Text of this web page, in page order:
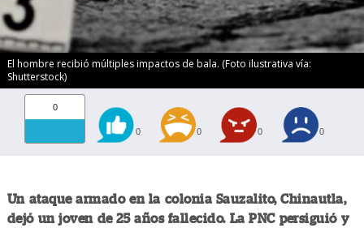
El hombre recibió múltiples impactos de bala. (Foto ilustrativa vía:
Shutterstock)
0
0 0 0 0
Un ataque armado en la colonia Sauzalito, Chinautla,
dejó un joven de 25 años fallecido. La PNC persiguió y